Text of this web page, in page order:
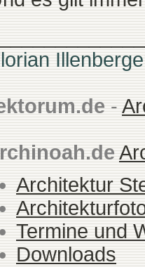
-
Architektur
Termine und
Downloads